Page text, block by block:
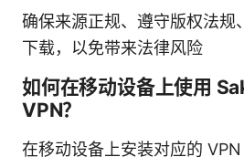
确保来源正规、遵守版权法规
下载，以免带来法律风险
如何在移动设备上使用
VPN？
在移动设备上安装对应的